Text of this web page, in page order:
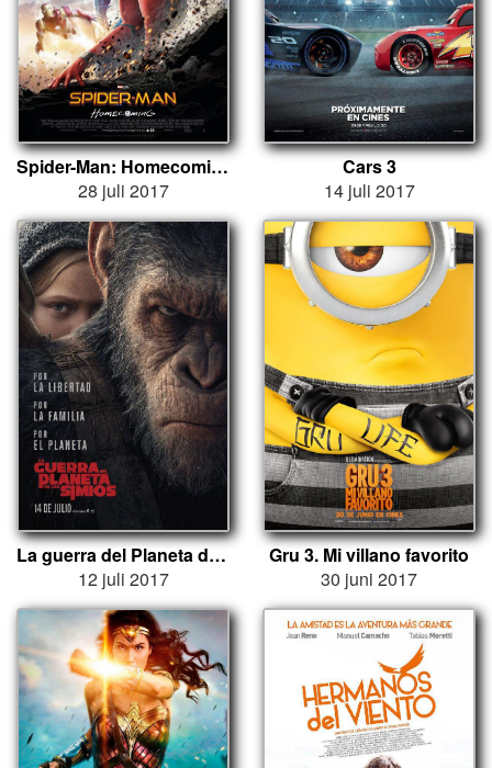
Spider-Man: Homecoming
28 juli 2017
Cars 3
14 juli 2017
La guerra del Planeta de los Simios
12 juli 2017
Gru 3. Mi villano favorito
30 juni 2017